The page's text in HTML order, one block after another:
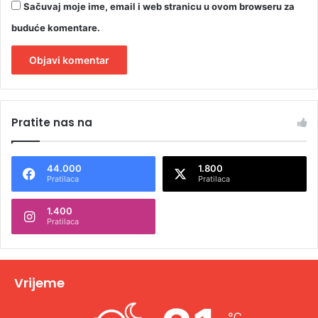
Sačuvaj moje ime, email i web stranicu u ovom browseru za
buduće komentare.
t
n
t
v
Pratite nas na
44.000
Pratilaca
1.800
Pratilaca
1.400
Pratilaca
Vrijeme